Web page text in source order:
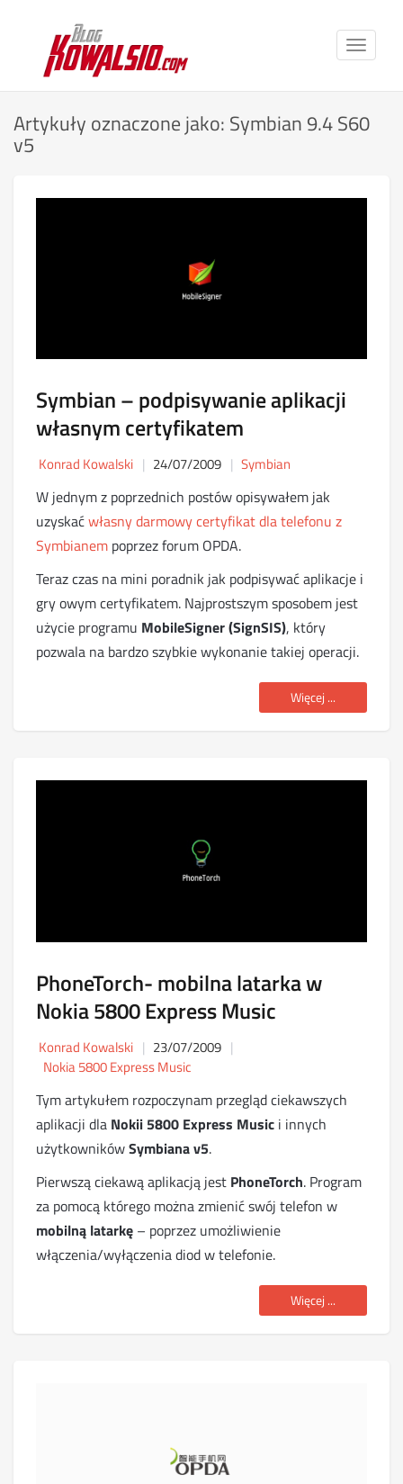
Toggle
Artykuły oznaczone jako: Symbian 9.4 S60
v5
Symbian – podpisywanie aplikacji
własnym certyfikatem
Konrad Kowalski 24/07/2009 Symbian
W jednym z poprzednich postów opisywałem jak
uzyskaćwłasny darmowy certyfikat dla telefonu z
Symbianem poprzez forum OPDA.
Teraz czas na mini poradnik jak podpisywać aplikacje i
gry owym certyfikatem. Najprostszym sposobem jest
użycie programu MobileSigner (SignSIS), który
pozwala na bardzo szybkie wykonanie takiej operacji.
Więcej ...
PhoneTorch- mobilna latarka w
Nokia 5800 Express Music
Konrad Kowalski
23/07/2009
Nokia 5800 Express Music
Tym artykułem rozpoczynam przegląd ciekawszych
aplikacji dla Nokii 5800 Express Music i innych
użytkownikówSymbiana v5.
Pierwszą ciekawą aplikacją jest PhoneTorch. Program
za pomocą którego można zmienić swój telefon w
mobilną latarkę – poprzez umożliwienie
włączenia/wyłączenia diod w telefonie.
Więcej ...